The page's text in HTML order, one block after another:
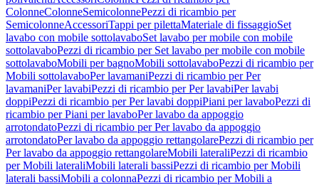
ColonneColonneSemicolonnePezzi di ricambio per
SemicolonneAccessoriTappi per pilettaMateriale di fissaggioSet
lavabo con mobile sottolavaboSet lavabo per mobile con mobile
sottolavaboPezzi di ricambio per Set lavabo per mobile con mobile
sottolavaboMobili per bagnoMobili sottolavaboPezzi di ricambio per
Mobili sottolavaboPer lavamaniPezzi di ricambio per Per
lavamaniPer lavabiPezzi di ricambio per Per lavabiPer lavabi
doppiPezzi di ricambio per Per lavabi doppiPiani per lavaboPezzi di
ricambio per Piani per lavaboPer lavabo da appoggio
arrotondatoPezzi di ricambio per Per lavabo da appoggio
arrotondatoPer lavabo da appoggio rettangolarePezzi di ricambio per
Per lavabo da appoggio rettangolareMobili lateraliPezzi di ricambio
per Mobili lateraliMobili laterali bassiPezzi di ricambio per Mobili
laterali bassiMobili a colonnaPezzi di ricambio per Mobili a